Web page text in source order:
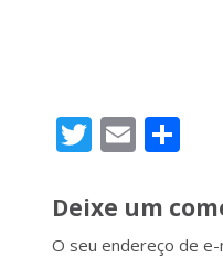
Twitter
Email
Deixe um
O seu endereço de e-